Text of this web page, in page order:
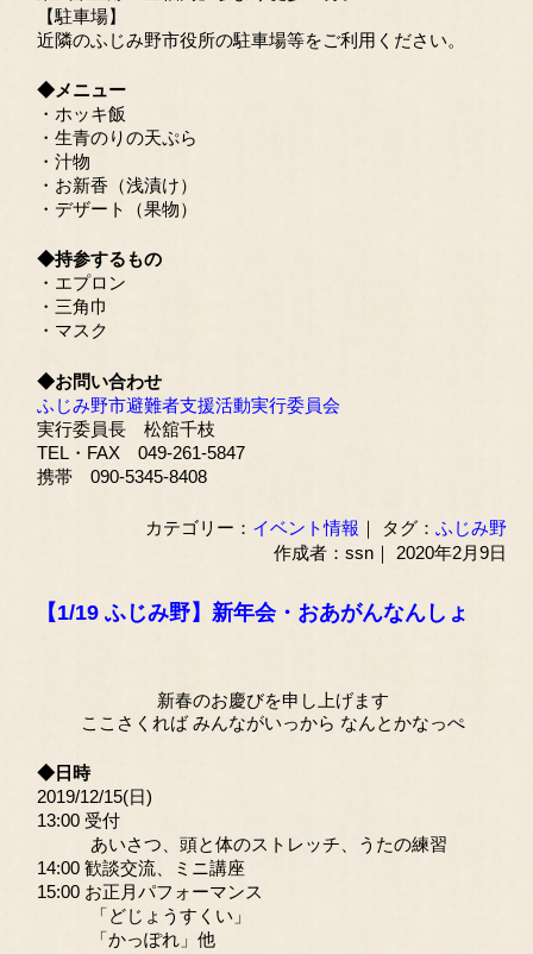
【駐車場】
近隣のふじみ野市役所の駐車場等をご利用ください。
◆メニュー
・ホッキ飯
・生青のりの天ぷら
・汁物
・お新香（浅漬け）
・デザート（果物）
◆持参するもの
・エプロン
・三角巾
・マスク
◆お問い合わせ
ふじみ野市避難者支援活動実行委員会
実行委員長 松舘千枝
TEL・FAX 049-261-5847
携帯 090-5345-8408
カテゴリー： イベント情報 ｜ タグ：ふじみ野
作成者：ssn｜ 2020年2月9日
【1/19 ふじみ野】新年会・おあがんなんしょ
新春のお慶びを申し上げます
ここさくれば みんながいっから なんとかなっぺ
◆日時
2019/12/15(日)
13:00 受付
あいさつ、頭と体のストレッチ、うたの練習
14:00 歓談交流、ミニ講座
15:00 お正月パフォーマンス
「どじょうすくい」
「かっぽれ」他